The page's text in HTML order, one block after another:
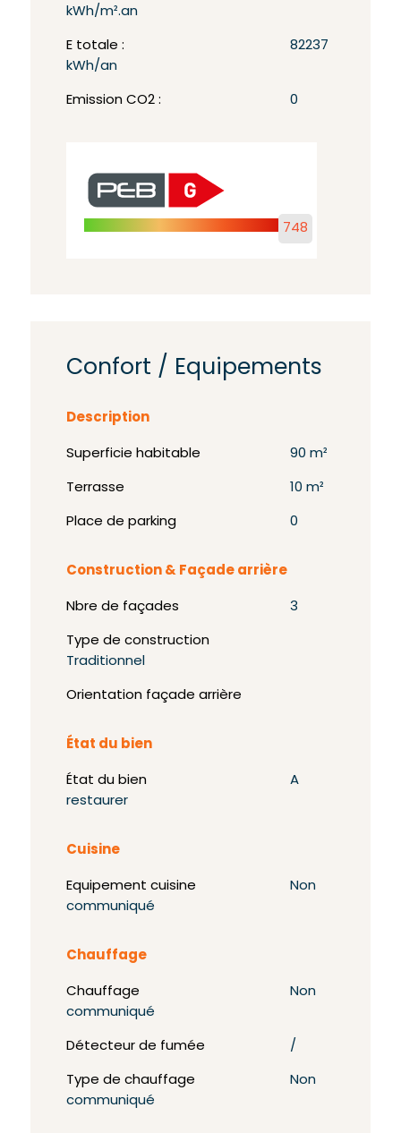
kWh/m².an
E totale :
82237
kWh/an
Emission CO2 : 0
748
Confort / Equipements
Description
Superficie habitable 90 m²
Terrasse 10 m²
Place de parking 0
Construction & Façade arrière
Nbre de façades 3
Type de construction
Traditionnel
Orientation façade arrière
État du bien
État du bien
A
restaurer
Cuisine
Equipement cuisine
Non
communiqué
Chauffage
Chauffage
Non
communiqué
Détecteur de fumée /
Type de chauffage
Non
communiqué